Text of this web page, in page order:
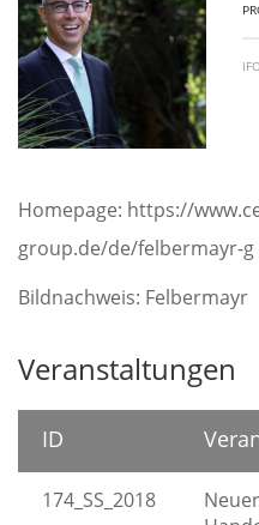
Homepage: https://
group.de/de/felbermayr-g
Bildnachweis: Felbermayr
Veranstaltungen
ID
174_SS_2018